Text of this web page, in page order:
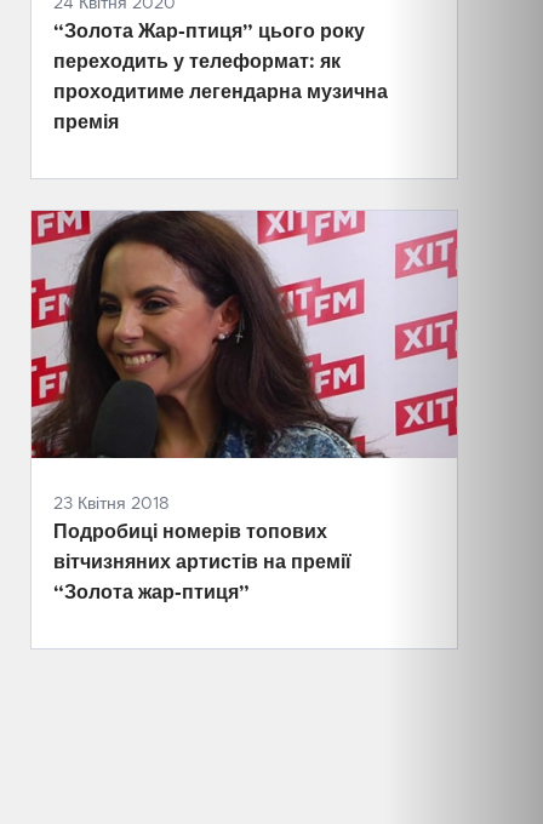
24 Квітня 2020
“Золота Жар-птиця” цього року
переходить у телеформат: як
проходитиме легендарна музична
премія
23 Квітня 2018
Подробиці номерів топових
вітчизняних артистів на премії
“Золота жар-птиця”